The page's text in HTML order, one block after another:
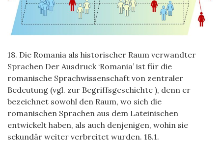
18. Die Romania als historischer Raum verwandter
Sprachen Der Ausdruck ‘Romania’ ist für die
romanische Sprachwissenschaft von zentraler
Bedeutung (vgl. zur Begriffsgeschichte ), denn er
bezeichnet sowohl den Raum, wo sich die
romanischen Sprachen aus dem Lateinischen
entwickelt haben, als auch denjenigen, wohin sie
sekundär weiter verbreitet wurden. 18.1.